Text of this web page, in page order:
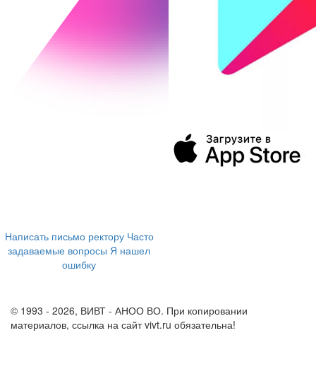
Написать письмо ректору Часто
задаваемые вопросы Я нашел
ошибку
© 1993 - 2026, ВИВТ - АНОО ВО. При копировании
материалов, ссылка на сайт vivt.ru обязательна!